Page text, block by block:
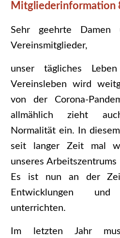
Mitgliederinformation
Sehr geehrte Damen
Vereinsmitglieder,
unser tägliches
Vereinsleben wird
von der Corona-
allmählich zieht
Normalität ein. In
seit langer Zeit mal
unseres Arbeitszentrums
Es ist nun an der
Entwicklungen
unterrichten.
Im letzten Jahr